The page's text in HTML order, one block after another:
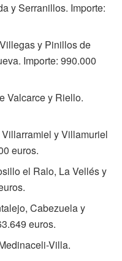
y Serranillos. Importe:
y Pinillos de
Importe: 990.000
Valcarce y Riello.
y Villamuriel
euros.
el Ralo, La Vellés y
Cabezuela y
euros.
Villa.